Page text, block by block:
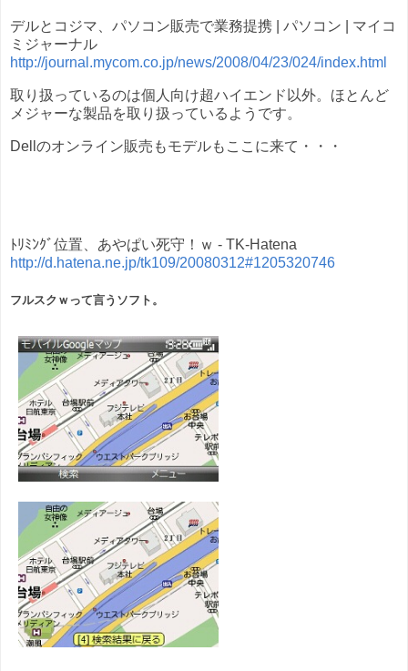
デルとコジマ、パソコン販売で業務提携 | パソコン | マイコ
ミジャーナル
http://journal.mycom.co.jp/news/2008/04/23/024/index.html
取り扱っているのは個人向け超ハイエンド以外。ほとんど
メジャーな製品を取り扱っているようです。
Dellのオンライン販売もモデルもここに来て・・・
ﾄﾘﾐﾝｸﾞ位置、あやぱい死守！ｗ - TK-Hatena
http://d.hatena.ne.jp/tk109/20080312#1205320746
フルスクｗって言うソフト。